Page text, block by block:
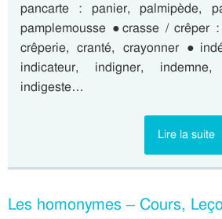
pancarte : panier, palmipède,
pamplemousse ●crasse / crêper :
crêperie, cranté, crayonner
indicateur, indigner,
indigeste…
Lire la suite
Les homonymes – Cours,